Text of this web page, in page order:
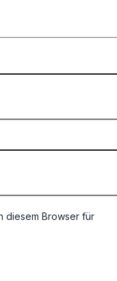
diesem Browser für